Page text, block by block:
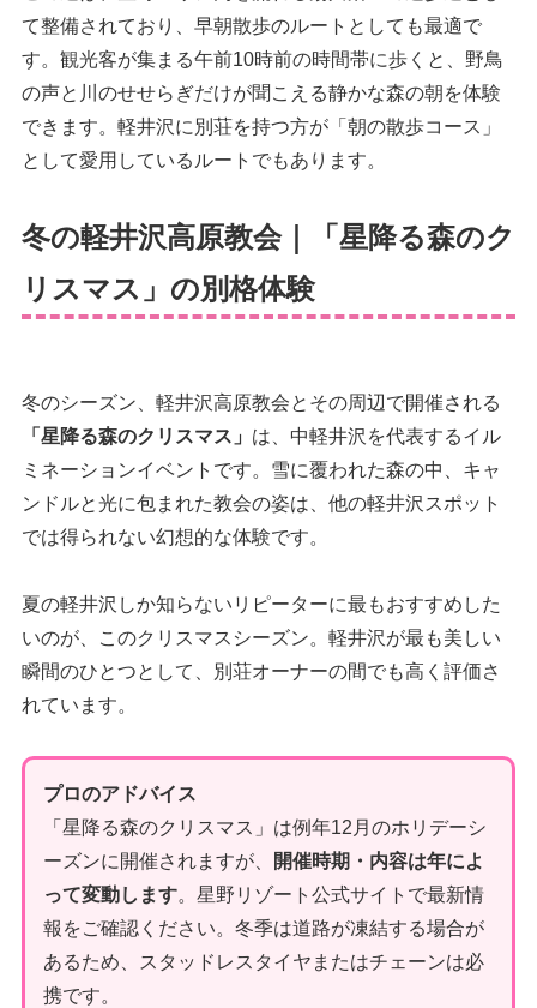
て整備されており、早朝散歩のルートとしても最適で
す。観光客が集まる午前10時前の時間帯に歩くと、野鳥
の声と川のせせらぎだけが聞こえる静かな森の朝を体験
できます。軽井沢に別荘を持つ方が「朝の散歩コース」
として愛用しているルートでもあります。
冬の軽井沢高原教会｜「星降る森のク
リスマス」の別格体験
冬のシーズン、軽井沢高原教会とその周辺で開催される
「星降る森のクリスマス」 は、中軽井沢を代表するイル
ミネーションイベントです。雪に覆われた森の中、キャ
ンドルと光に包まれた教会の姿は、他の軽井沢スポット
では得られない幻想的な体験です。
夏の軽井沢しか知らないリピーターに最もおすすめした
いのが、このクリスマスシーズン。軽井沢が最も美しい
瞬間のひとつとして、別荘オーナーの間でも高く評価さ
れています。
プロのアドバイス
「星降る森のクリスマス」は例年12月のホリデーシ
ーズンに開催されますが、
開催時期・内容は年によ
って変動します。星野リゾート公式サイトで最新情
報をご確認ください。冬季は道路が凍結する場合が
あるため、スタッドレスタイヤまたはチェーンは必
携です。